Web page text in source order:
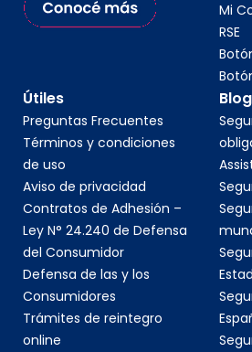
Mi
RSE
Útiles
Preguntas Frecuentes
Términos y condiciones
de uso
Aviso de privacidad
Contratos de Adhesión –
Ley N° 24.240 de Defensa
del Consumidor
Defensa de las y los
Consumidores
Trámites de reintegro
online
Blog